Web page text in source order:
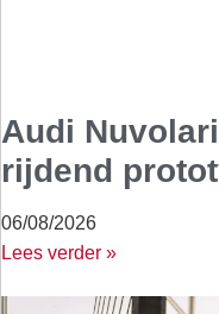
Audi
rijdend
06/08/2026
Lees verder »